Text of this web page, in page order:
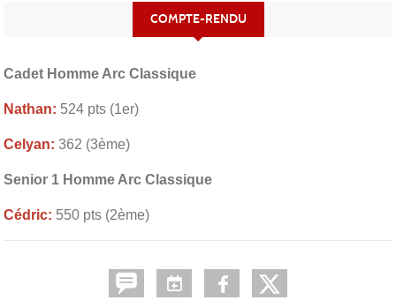
COMPTE-RENDU
Cadet Homme Arc Classique
Nathan: 524 pts (1er)
Celyan: 362 (3ème)
Senior 1 Homme Arc Classique
Cédric: 550 pts (2ème)